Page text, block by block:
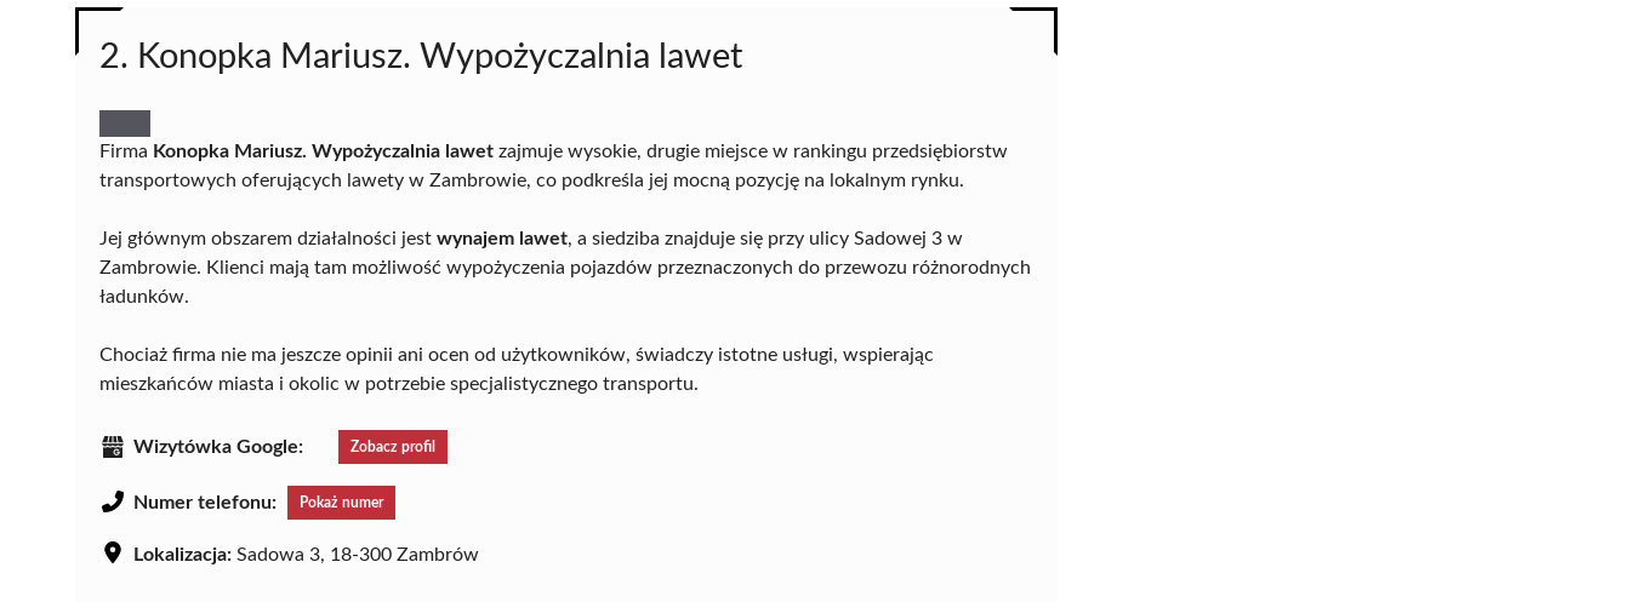
2. Konopka Mariusz. Wypożyczalnia lawet
Firma Konopka Mariusz. Wypożyczalnia lawet zajmuje wysokie, drugie miejsce w rankingu przedsiębiorstw
transportowych oferujących lawety w Zambrowie, co podkreśla jej mocną pozycję na lokalnym rynku.
Jej głównym obszarem działalności jest wynajem lawet, a siedziba znajduje się przy ulicy Sadowej 3 w
Zambrowie. Klienci mają tam możliwość wypożyczenia pojazdów przeznaczonych do przewozu różnorodnych
ładunków.
Chociaż firma nie ma jeszcze opinii ani ocen od użytkowników, świadczy istotne usługi, wspierając
mieszkańców miasta i okolic w potrzebie specjalistycznego transportu.
Wizytówka Google: Zobacz profil
Numer telefonu: Pokaż numer
Lokalizacja: Sadowa 3, 18-300 Zambrów